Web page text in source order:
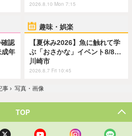
2026.8.10 Mon 7:15
認
年
趣味・娯楽
【夏休み2026】魚に触れて学
ぶ「おさかな」イベント8/8…
川崎市
2026.8.7 Fri 10:45
事 › 写真・画像
TOP